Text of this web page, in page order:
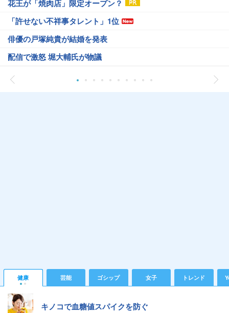
花王が「焼肉店」限定オープン？
「許せない不祥事タレント」1位
俳優の戸塚純貴が結婚を発表
配信で激怒 堀大輔氏が物議
健康 芸能 ゴシップ 女子 トレンド
キノコで血糖値スパイクを防ぐ